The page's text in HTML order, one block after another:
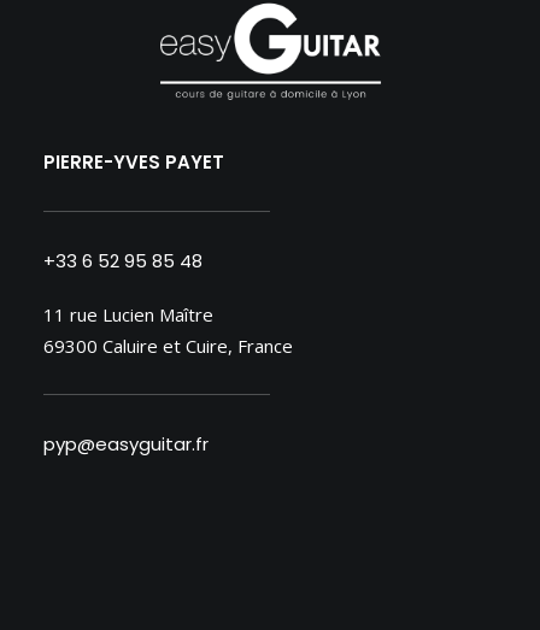
PIERRE-YVES PAYET
+33 6 52 95 85 48
11 rue Lucien Maître
69300 Caluire et Cuire, France
pyp@easyguitar.fr